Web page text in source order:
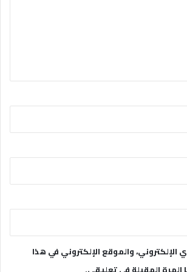
والموقع الإلكتروني في هذا